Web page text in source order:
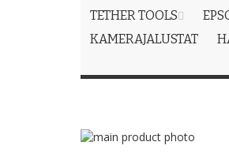
TETHER TOOLS
KAMERAJALUSTAT
Skip